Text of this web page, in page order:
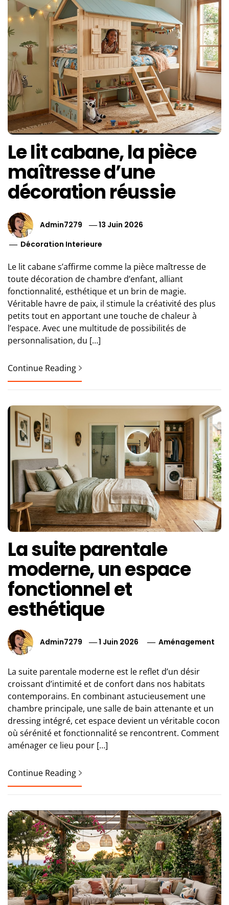
Le lit cabane, la pièce
maîtresse d’une
décoration réussie
Admin7279
13 Juin 2026
Décoration Interieure
Le lit cabane s’affirme comme la pièce maîtresse de
toute décoration de chambre d’enfant, alliant
fonctionnalité, esthétique et un brin de magie.
Véritable havre de paix, il stimule la créativité des plus
petits tout en apportant une touche de chaleur à
l’espace. Avec une multitude de possibilités de
personnalisation, du […]
Continue Reading
La suite parentale
moderne, un espace
fonctionnel et
esthétique
Admin7279 1 Juin 2026 Aménagement
La suite parentale moderne est le reflet d’un désir
croissant d’intimité et de confort dans nos habitats
contemporains. En combinant astucieusement une
chambre principale, une salle de bain attenante et un
dressing intégré, cet espace devient un véritable cocon
où sérénité et fonctionnalité se rencontrent. Comment
aménager ce lieu pour […]
Continue Reading